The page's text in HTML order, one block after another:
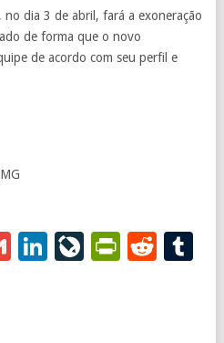
dia 3 de abril, fará a exoneração
de forma que o novo
de acordo com seu perfil e
GmailLinkedIn